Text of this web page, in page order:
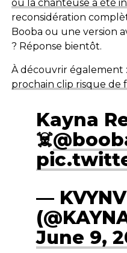
où la chanteuse a été
reconsidération
Booba ou une version
? Réponse bientôt.
À découvrir également :
prochain clip risque de
Kayna
☠️
—
June 9,